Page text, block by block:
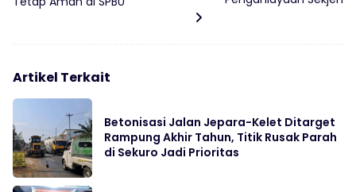
Artikel Terkait
Betonisasi Jalan Jepara-Kelet Ditarget
Rampung Akhir Tahun, Titik Rusak Parah
di Sekuro Jadi Prioritas